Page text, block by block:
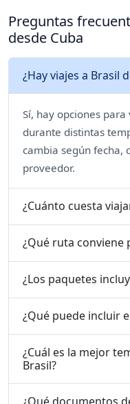
Preguntas
desde Cuba
¿Hay viajes a Brasil
Sí, hay opciones
durante distintas
cambia según fecha,
proveedor.
¿Cuánto cuesta
¿Qué ruta conviene
¿Los paquetes
¿Qué puede incluir
¿Cuál es la mejor
Brasil?